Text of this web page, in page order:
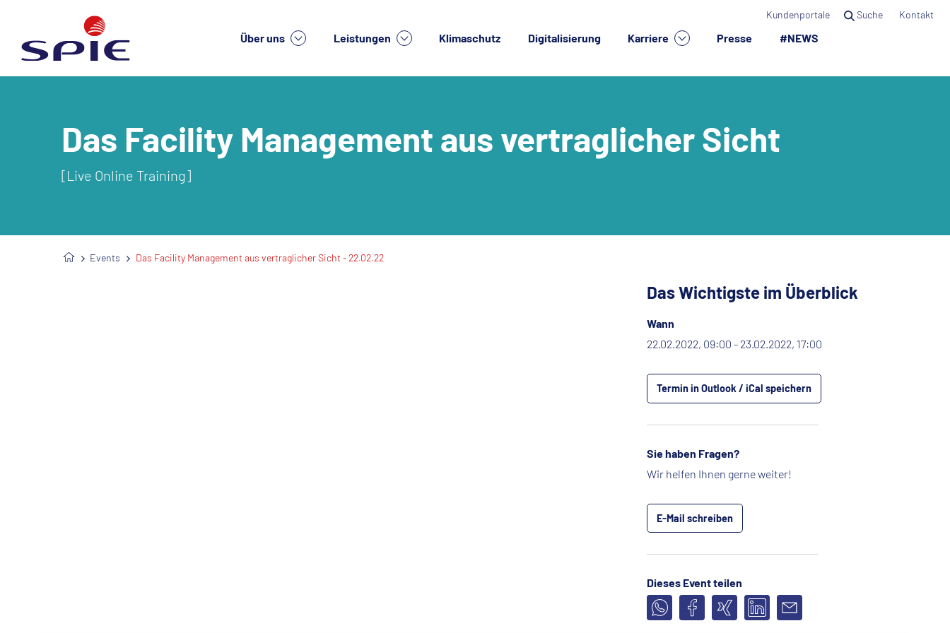
Über uns Leistungen Klimaschutz Digitalisierung Karriere Presse #NEWS
Kundenportale Suche Kontakt
Das Facility Management aus vertraglicher Sicht
[Live Online Training]
Events Das Facility Management aus vertraglicher Sicht - 22.02.22
Das Wichtigste im Überblick
Wann
22.02.2022, 09:00 - 23.02.2022, 17:00
Termin in Outlook / iCal speichern
Sie haben Fragen?
Wir helfen Ihnen gerne weiter!
E-Mail schreiben
Dieses Event teilen